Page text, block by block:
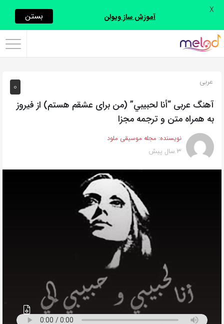
اشتراک
با
روش‌های
زیر
این
صفحه
را
لینک
0 عربی
آهنگ عربی “أنا لحبيبي” (من برای عشقم هستم) از فیروز
به همراه متن و ترجمه مجزا
نویسنده: مجله موسیقی ملود
3 سال پیش
آموزش ساز ویولن بستن X